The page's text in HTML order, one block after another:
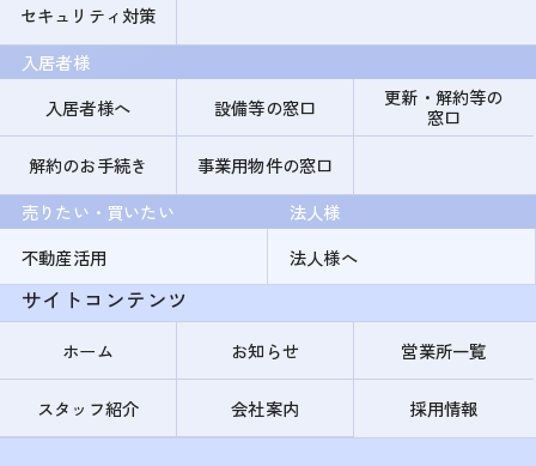
セキュリティ対策
入居者様
入居者様へ
設備等の窓口
更新・解約等の
窓口
解約のお手続き
事業用物件の窓口
売りたい・買いたい
不動産活用
法人様
法人様へ
サイトコンテンツ
ホーム お知らせ 営業所一覧
スタッフ紹介 会社案内 採用情報